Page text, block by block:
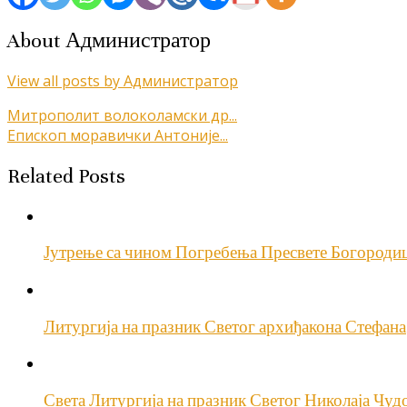
About Администратор
View all posts by Администратор
Кретање
чланка
Митрополит волоколамски др...
Епископ моравички Антоније...
Related Posts
Јутрење са чином Погребења Пресвете
Литургија на празник Светог архиђакона Стефана
Света Литургија на празник Светог Николаја